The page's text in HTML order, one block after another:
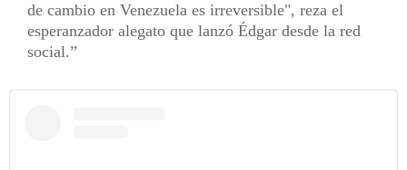
de cambio en Venezuela es irreversible", reza el
esperanzador alegato que lanzó Édgar desde la red
social.